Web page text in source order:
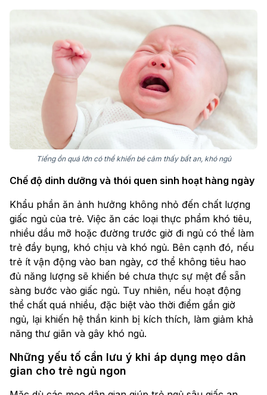
Tiếng ồn quá lớn có thể khiến bé cảm thấy bất an, khó ngủ
Chế độ dinh dưỡng và thói quen sinh hoạt hàng ngày
Khẩu phần ăn ảnh hưởng không nhỏ đến chất lượng
giấc ngủ của trẻ. Việc ăn các loại thực phẩm khó tiêu,
nhiều dầu mỡ hoặc đường trước giờ đi ngủ có thể làm
trẻ đầy bụng, khó chịu và khó ngủ. Bên cạnh đó, nếu
trẻ ít vận động vào ban ngày, cơ thể không tiêu hao
đủ năng lượng sẽ khiến bé chưa thực sự mệt để sẵn
sàng bước vào giấc ngủ. Tuy nhiên, nếu hoạt động
thể chất quá nhiều, đặc biệt vào thời điểm gần giờ
ngủ, lại khiến hệ thần kinh bị kích thích, làm giảm khả
năng thư giãn và gây khó ngủ.
Những yếu tố cần lưu ý khi áp dụng mẹo dân
gian cho trẻ ngủ ngon